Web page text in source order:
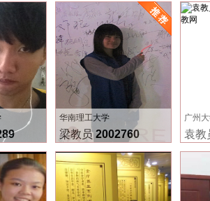
华南理工大学
梁教员2002760
广州
袁